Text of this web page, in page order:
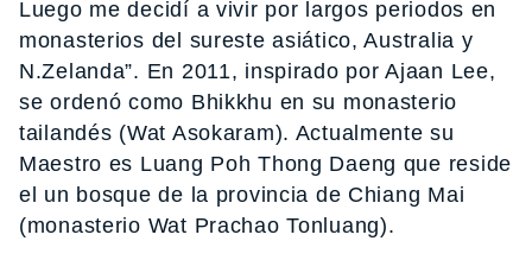
Luego me decidí a vivir por largos periodos en
monasterios del sureste asiático, Australia y
N.Zelanda”. En 2011, inspirado por Ajaan Lee,
se ordenó como Bhikkhu en su monasterio
tailandés (Wat Asokaram). Actualmente su
Maestro es Luang Poh Thong Daeng que reside
el un bosque de la provincia de Chiang Mai
(monasterio Wat Prachao Tonluang).